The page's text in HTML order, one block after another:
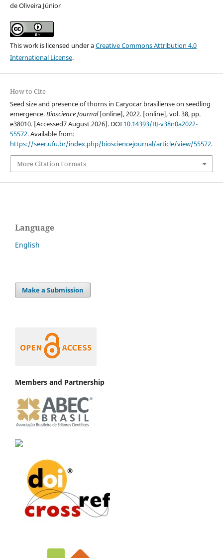
de Oliveira Júnior
This work is licensed under aCreative Commons Attribution 4.0
International License.
How to Cite
Seed size and presence of thorns in Caryocar brasiliense on seedling
emergence.Bioscience Journal[online], 2022. [online], vol. 38, pp.
e38010. [Accessed7 August 2026]. DOI 10.14393/BJ-v38n0a2022-
55572. Available from:
https://seer.ufu.br/index.php/biosciencejournal/article/view/55572.
More Citation Formats
Language
English
Make a Submission
Members and Partnership